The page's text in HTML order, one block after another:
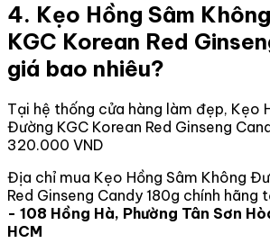
4. Kẹo Hồng Sâm
KGC Korean Red
giá bao nhiêu?
Tại hệ thống cửa hàng làm đẹp, Kẹo
Đường KGC Korean Red Ginseng
320.000 VND
Địa chỉ mua Kẹo Hồng Sâm Không
Red Ginseng Candy 180g chính hãng
- 108 Hồng Hà, Phường Tân Sơn
HCM